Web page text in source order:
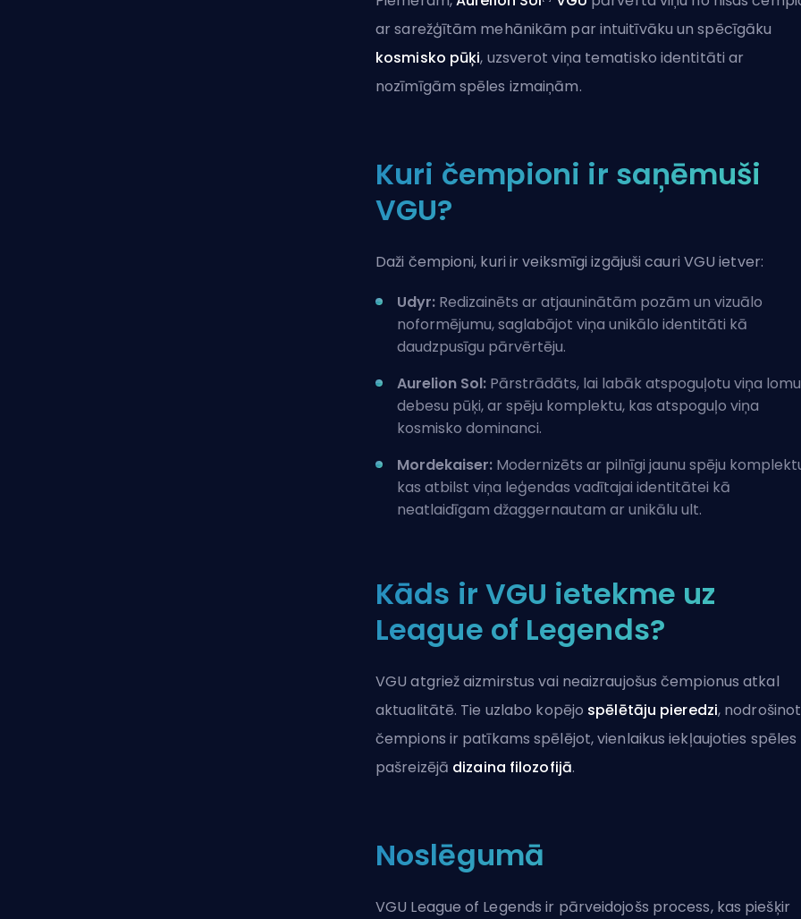
ar sarežģītām mehānikām par intuitīvāku un spēcīgāku
kosmisko pūķi, uzsverot viņa tematisko identitāti ar
nozīmīgām spēles izmaiņām.
Kuri čempioni ir saņēmuši
VGU?
Daži čempioni, kuri ir veiksmīgi izgājuši cauri VGU ietver:
Udyr: Redizainēts ar atjauninātām pozām un vizuālo
noformējumu, saglabājot viņa unikālo identitāti kā
daudzpusīgu pārvērtēju.
Aurelion Sol: Pārstrādāts, lai labāk atspoguļotu viņa
debesu pūķi, ar spēju komplektu, kas atspoguļo viņa
kosmisko dominanci.
Mordekaiser: Modernizēts ar pilnīgi jaunu spēju
kas atbilst viņa leģendas vadītajai identitātei kā
neatlaidīgam džaggernautam ar unikālu ult.
Kāds ir VGU ietekme uz
League of Legends?
VGU atgriež aizmirstus vai neaizraujošus čempionus atkal
aktualitātē. Tie uzlabo kopējo spēlētāju pieredzi,
čempions ir patīkams spēlējot, vienlaikus iekļaujoties spēles
pašreizējā dizaina filozofijā.
Noslēgumā
VGU League of Legends ir pārveidojošs process, kas piešķir